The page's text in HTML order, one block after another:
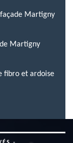
Martigny
Martigny
fibro et ardoise